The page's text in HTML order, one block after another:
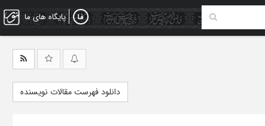
پایگاه های ما
دانلود فهرست مقالات نویسنده